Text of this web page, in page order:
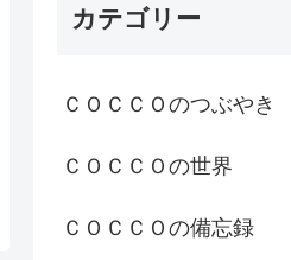
カテゴリー
ＣＯＣＣＯのつぶやき
ＣＯＣＣＯの世界
ＣＯＣＣＯの備忘録